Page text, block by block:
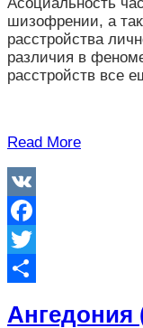
шизофрении, а
расстройства
различия в
расстройств все
Read More
VK
Facebook
Twitter
Ангедония